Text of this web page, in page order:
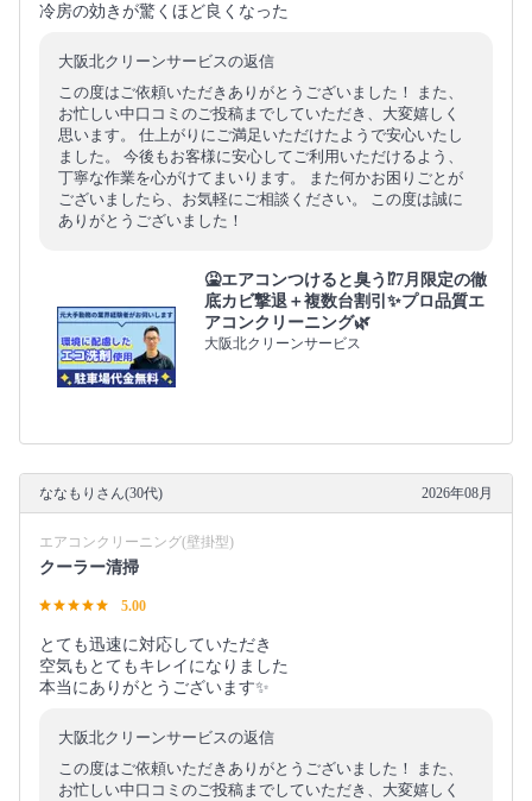
冷房の効きが驚くほど良くなった
大阪北クリーンサービスの返信
この度はご依頼いただきありがとうございました！ また、
お忙しい中口コミのご投稿までしていただき、大変嬉しく
思います。 仕上がりにご満足いただけたようで安心いたし
ました。 今後もお客様に安心してご利用いただけるよう、
丁寧な作業を心がけてまいります。 また何かお困りごとが
ございましたら、お気軽にご相談ください。 この度は誠に
ありがとうございました！
🤮エアコンつけると臭う⁉️7月限定の徹
底カビ撃退＋複数台割引✨プロ品質エ
アコンクリーニング🌿
大阪北クリーンサービス
ななもりさん(30代) 2026年08月
エアコンクリーニング(壁掛型)
クーラー清掃
5.00
とても迅速に対応していただき
空気もとてもキレイになりました
本当にありがとうございます✨
大阪北クリーンサービスの返信
この度はご依頼いただきありがとうございました！ また、
お忙しい中口コミのご投稿までしていただき、大変嬉しく